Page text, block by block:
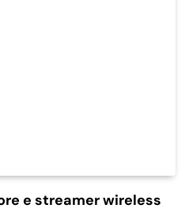
e streamer wireless